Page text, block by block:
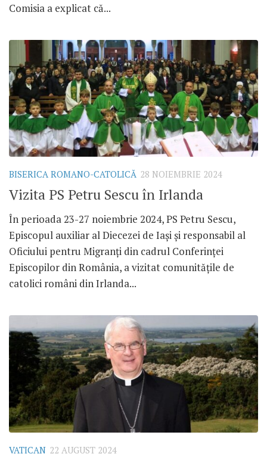
Comisia a explicat că...
BISERICA ROMANO-CATOLICĂ 28 NOIEMBRIE 2024
Vizita PS Petru Sescu în Irlanda
În perioada 23-27 noiembrie 2024, PS Petru Sescu,
Episcopul auxiliar al Diecezei de Iași și responsabil al
Oficiului pentru Migranți din cadrul Conferinței
Episcopilor din România, a vizitat comunitățile de
catolici români din Irlanda...
VATICAN 22 AUGUST 2024